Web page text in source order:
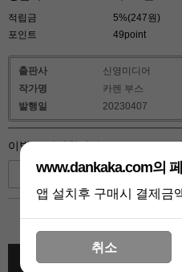
적립금
5%(247원)
포인트
49point
출판사
신영미디어
작가명
카렌 부스
발행일
20230407
이별은 사양합니다( HN-219) (19
+1 -1
바로 구매하기
www.dankaka.com의
앱 설치후 구매시 결제금
취소